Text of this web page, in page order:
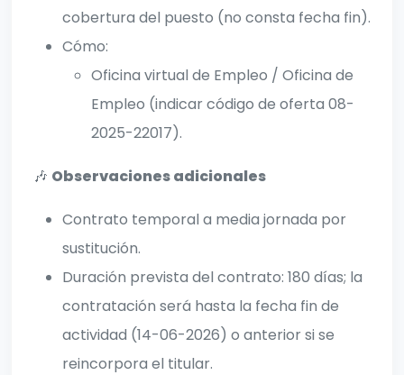
cobertura del puesto (no consta fecha fin).
Cómo:
Oficina virtual de Empleo / Oficina de
Empleo (indicar código de oferta 08-
2025-22017).
🎶 Observaciones adicionales
Contrato temporal a media jornada por
sustitución.
Duración prevista del contrato: 180 días; la
contratación será hasta la fecha fin de
actividad (14-06-2026) o anterior si se
reincorpora el titular.